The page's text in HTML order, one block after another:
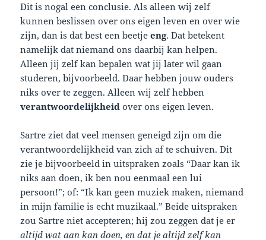
Dit is nogal een conclusie. Als alleen wij zelf
kunnen beslissen over ons eigen leven en over wie
zijn, dan is dat best een beetjeeng. Dat betekent
namelijk dat niemand ons daarbij kan helpen.
Alleen jij zelf kan bepalen wat jij later wil gaan
studeren, bijvoorbeeld. Daar hebben jouw ouders
niks over te zeggen. Alleen wij zelf hebben
verantwoordelijkheidover ons eigen leven.
Sartre ziet dat veel mensen geneigd zijn om die
verantwoordelijkheid van zich af te schuiven. Dit
zie je bijvoorbeeld in uitspraken zoals “Daar kan ik
niks aan doen, ik ben nou eenmaal een lui
persoon!”; of: “Ik kan geen muziek maken, niemand
in mijn familie is echt muzikaal.” Beide uitspraken
zou Sartre niet accepteren; hij zou zeggen dat je er
altijd wat aan kan doen, en dat je altijd zelf kan